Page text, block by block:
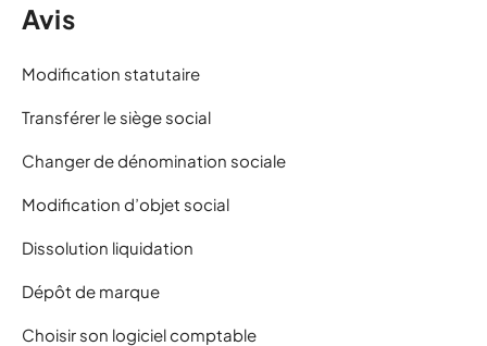
Avis
Modification statutaire
Transférer le siège social
Changer de dénomination sociale
Modification d’objet social
Dissolution liquidation
Dépôt de marque
Choisir son logiciel comptable